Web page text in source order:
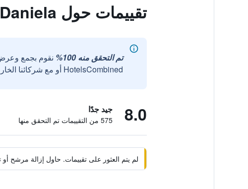
تقييمات حول Hotel Daniela
تم التحقق منه 100%
نقوم بجمع
HotelsCombined أو مع شركائنا الخارجيين الموثوقين.
8.0 جيد جدًا
575 من التقييمات تم التحقق منها
لم يتم العثور على تقييمات. حاول إزالة مرشح